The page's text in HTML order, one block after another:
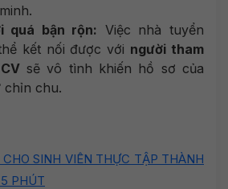
quá bận rộn: Việc nhà tuyển
kết nối được với người tham
sẽ vô tình khiến hồ sơ của
chỉn chu.
SINH VIÊN THỰC TẬP THÀNH
PHÚT